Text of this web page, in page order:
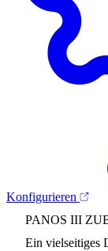
Konfigurieren
PANOS III
Ein vielseitiges